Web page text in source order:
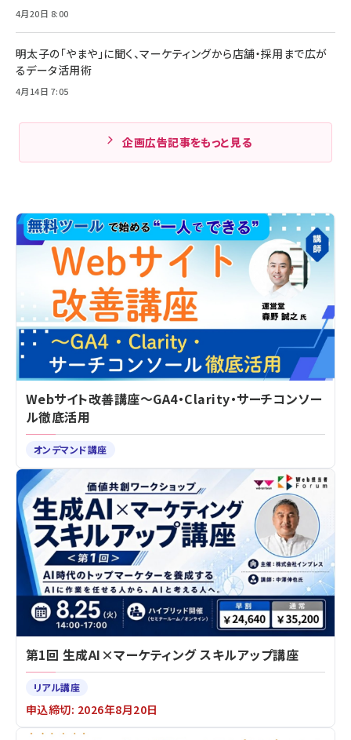
4月20日 8:00
明太子の「やまや」に聞く、マーケティングから店舗・採用まで広が
るデータ活用術
4月14日 7:05
企画広告記事をもっと見る
Webサイト改善講座～GA4・Clarity・サーチコンソー
ル徹底活用
オンデマンド講座
第1回 生成AI×マーケティング スキルアップ講座
リアル講座
申込締切: 2026年8月20日